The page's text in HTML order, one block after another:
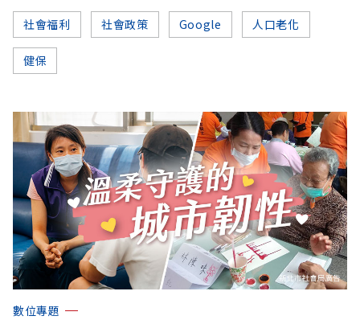
社會福利 社會政策 Google 人口老化
健保
數位專題